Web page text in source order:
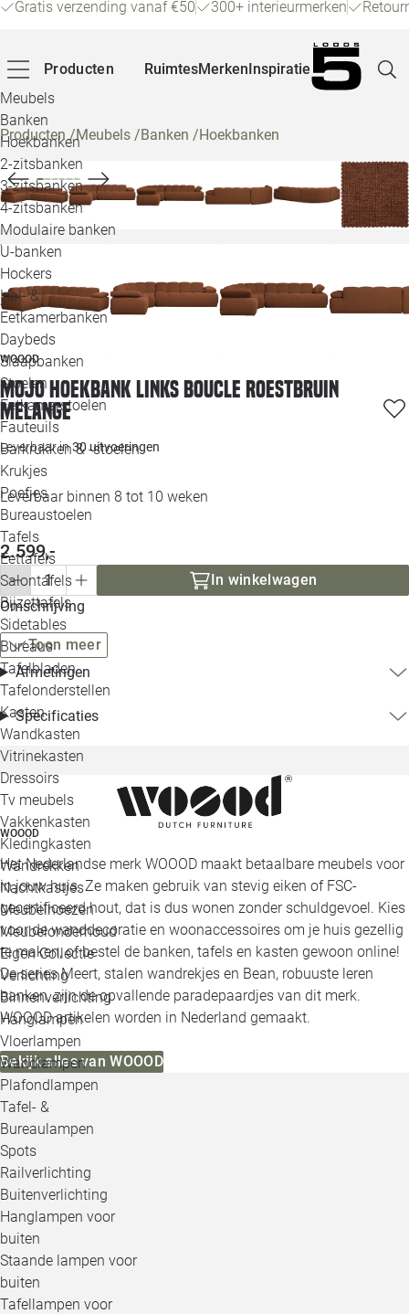
Gratis verzending vanaf €50 300+ interieurmerken
Producten
Meubels
Banken
Hoekbanken
2-zitsbanken
3-zitsbanken
4-zitsbanken
Modulaire banken
U-banken
Hockers
Hal- &
Eetkamerbanken
Daybeds
Slaapbanken
Stoelen
Eetkamerstoelen
Fauteuils
Barkrukken & -stoelen
Krukjes
Poefjes
Bureaustoelen
Tafels
Eettafels
Salontafels
Bijzettafels
Sidetables
Bureaus
Tafelbladen
Tafelonderstellen
Kasten
Wandkasten
Vitrinekasten
Dressoirs
Tv meubels
Vakkenkasten
Kledingkasten
Wandrekken
Nachtkastjes
Meubelhoezen
Meubelonderhoud
Eigen Collectie
Verlichting
Binnenverlichting
Hanglampen
Vloerlampen
Wandlampen
Plafondlampen
Tafel- &
Bureaulampen
Spots
Railverlichting
Buitenverlichting
Hanglampen voor
buiten
Staande lampen voor
buiten
Tafellampen voor
RuimtesMerkenInspiratie
Alle
Producten/Meubels /Banken /Hoekbanken
WOOOD
Mojo hoekbank links boucle roestbruin
melange
Leverbaar in30 uitvoeringen
Leverbaar binnen 8 tot 10 weken
2.599,-
In winkelwagen
Omschrijving
Toon meer
Afmetingen
Specificaties
WOOOD
Het Nederlandse merk WOOOD maakt betaalbare meubels voor
in jouw huis. Ze maken gebruik van stevig eiken of FSC-
gecertificeerd hout, dat is dus wonen zonder schuldgevoel. Kies
voor de wanddecoratie en woonaccessoires om je huis gezellig
te maken, of bestel de banken, tafels en kasten gewoon online!
De series Meert, stalen wandrekjes en Bean, robuuste leren
banken, zijn de opvallende paradepaardjes van dit merk.
WOOOD artikelen worden in Nederland gemaakt.
Bekijk alles van WOOOD